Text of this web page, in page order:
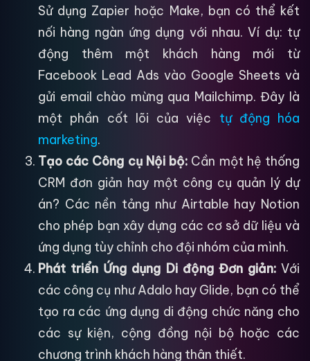
Sử dụng Zapier hoặc Make, bạn có thể kết
nối hàng ngàn ứng dụng với nhau. Ví dụ: tự
động thêm một khách hàng mới từ
Facebook Lead Ads vào Google Sheets và
gửi email chào mừng qua Mailchimp. Đây là
một phần cốt lõi của việc tự động hóa
marketing.
Tạo các Công cụ Nội bộ: Cần một hệ thống
CRM đơn giản hay một công cụ quản lý dự
án? Các nền tảng như Airtable hay Notion
cho phép bạn xây dựng các cơ sở dữ liệu và
ứng dụng tùy chỉnh cho đội nhóm của mình.
Phát triển Ứng dụng Di động Đơn giản:Với
các công cụ như Adalo hay Glide, bạn có thể
tạo ra các ứng dụng di động chức năng cho
các sự kiện, cộng đồng nội bộ hoặc các
chương trình khách hàng thân thiết.